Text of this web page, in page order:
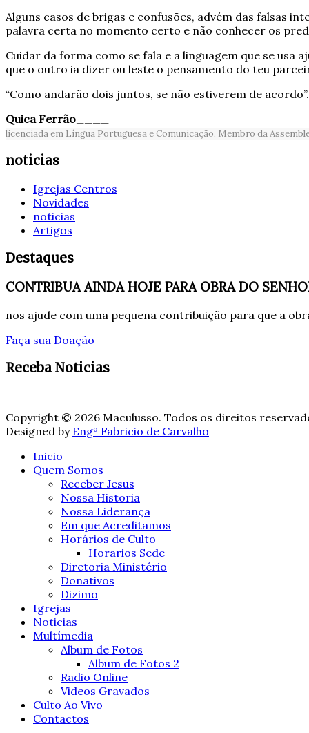
Alguns casos de brigas e confusões, advém das falsas
palavra certa no momento certo e não conhecer os
Cuidar da forma como se fala e a linguagem que se
que o outro ia dizer ou leste o pensamento do teu
“Como andarão dois juntos, se não estiverem de
Quica Ferrão____
licenciada em Língua Portuguesa e Comunicação, Membro da
noticias
Igrejas Centros
Novidades
noticias
Artigos
Destaques
CONTRIBUA AINDA HOJE PARA OBRA DO
nos ajude com uma pequena contribuição para que a
Faça sua Doação
Receba Noticias
Copyright © 2026 Maculusso. Todos os direitos
Designed by Engº Fabricio de Carvalho
Inicio
Quem Somos
Receber Jesus
Nossa Historia
Nossa Liderança
Em que Acreditamos
Horários de Culto
Horarios Sede
Diretoria Ministério
Donativos
Dizimo
Igrejas
Noticias
Multímedia
Album de Fotos
Album de Fotos 2
Radio Online
Videos Gravados
Culto Ao Vivo
Contactos